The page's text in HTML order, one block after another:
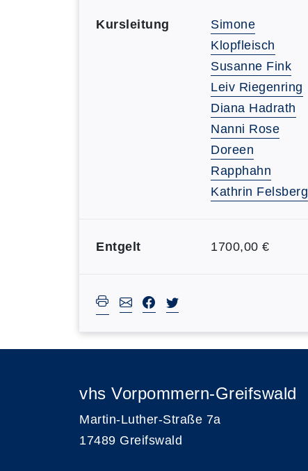
Kursleitung
Simone
Klopfleisch
Susanne Fink
Leiv Riegenring
Diana Hadrath
Nanni Rose
Doreen
Rapphahn
Kathrin Felsberg
Entgelt 1700,00 €
vhs Vorpommern-Greifswald
Martin-Luther-Straße 7a
17489 Greifswald